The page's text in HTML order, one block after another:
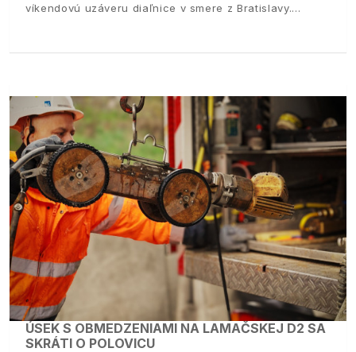
víkendovú uzáveru diaľnice v smere z Bratislavy.
ÚSEK S OBMEDZENIAMI NA LAMAČSKEJ D2 SA
SKRÁTI O POLOVICU